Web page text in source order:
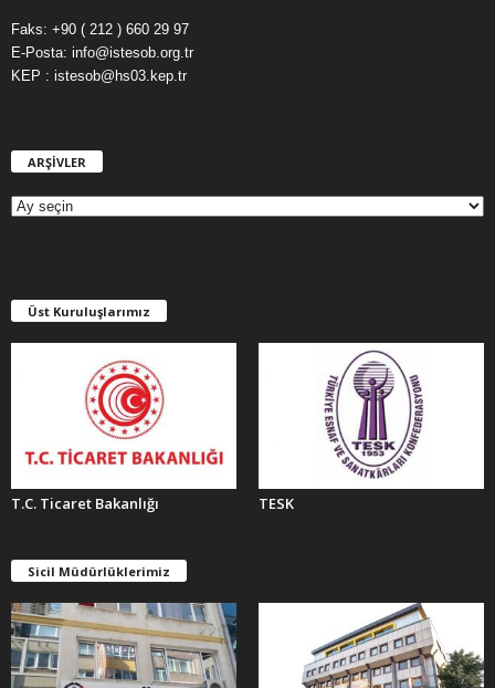
Faks: +90 ( 212 ) 660 29 97
E-Posta: info@istesob.org.tr
KEP : istesob@hs03.kep.tr
ARŞİVLER
E
R
Üst Kuruluşlarımız
T.C. Ticaret Bakanlığı TESK
Sicil Müdürlüklerimiz